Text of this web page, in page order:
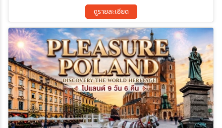
20 ก.พ. 70 - 28 ก.พ. 70
20 มี.ค 70 - 28 มี.ค 70
27 มี.ค 70 - 04 เม.ย 70
ดูรายละเอียด